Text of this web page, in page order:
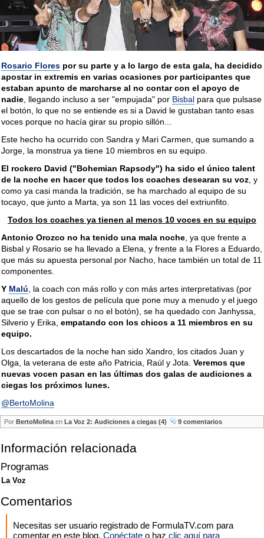
Rosario Flores por su parte y a lo largo de esta gala, ha decidido
apostar in extremis en varias ocasiones por participantes que
estaban apunto de marcharse al no contar con el apoyo de
nadie , llegando incluso a ser "empujada" por Bisbal para que pulsase
el botón, lo que no se entiende es si a David le gustaban tanto esas
voces porque no hacía girar su propio sillón...
Este hecho ha ocurrido con Sandra y Mari Carmen, que sumando a
Jorge, la monstrua ya tiene 10 miembros en su equipo.
El rockero David ("Bohemian Rapsody") ha sido el único talent
de la noche en hacer que todos los coaches desearan su voz , y
como ya casi manda la tradición, se ha marchado al equipo de su
tocayo, que junto a Marta, ya son 11 las voces del extriunfito.
Todos los coaches ya tienen al menos 10 voces en su equipo
Antonio Orozco no ha tenido una mala noche , ya que frente a
Bisbal y Rosario se ha llevado a Elena, y frente a la Flores a Eduardo,
que más su apuesta personal por Nacho, hace también un total de 11
componentes.
Y Malú , la coach con más rollo y con más artes interpretativas (por
aquello de los gestos de película que pone muy a menudo y el juego
que se trae con pulsar o no el botón), se ha quedado con Janhyssa,
Silverio y Erika, empatando con los chicos a 11 miembros en su
equipo.
Los descartados de la noche han sido Xandro, los citados Juan y
Olga, la veterana de este año Patricia, Raúl y Jota. Veremos que
nuevas vocen pasan en las últimas dos galas de audiciones a
ciegas los próximos lunes.
@BertoMolina
Por BertoMolina en La Voz 2: Audiciones a ciegas (4) 9 comentarios
Información relacionada
Programas
La Voz
Comentarios
Necesitas ser usuario registrado de FormulaTV.com para
comentar en este blog. Conéctate o haz clic aquí para